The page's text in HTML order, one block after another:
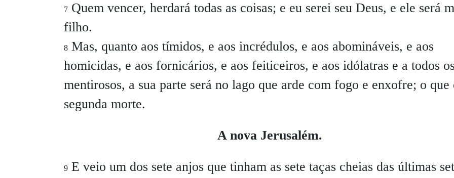
7 Quem vencer, herdará todas as coisas; e eu serei seu Deus, e ele será
filho.
8 Mas, quanto aos tímidos, e aos incrédulos, e aos abomináveis, e aos
homicidas, e aos fornicários, e aos feiticeiros, e aos idólatras e a todos
mentirosos, a sua parte será no lago que arde com fogo e enxofre; o que
segunda morte.
A nova Jerusalém.
9 E veio um dos sete anjos que tinham as sete taças cheias das últimas